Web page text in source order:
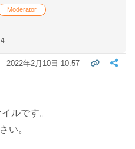
Moderator
2022年2月10日 10:57
ルです。
い。